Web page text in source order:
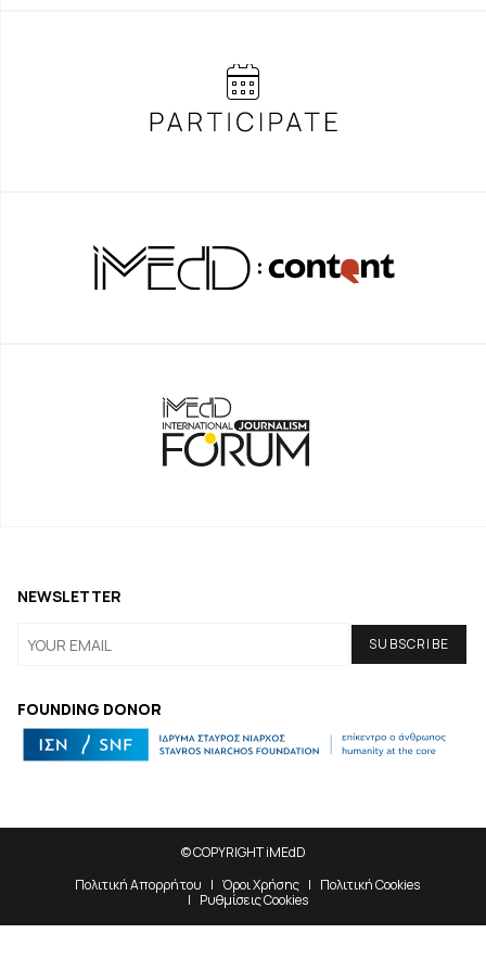
FOUNDING DONOR
NEWSLETTER
© COPYRIGHT iMEdD
Πολιτική Απορρήτου
Όροι Χρήσης
Πολιτική Cookies
Ρυθμίσεις Cookies